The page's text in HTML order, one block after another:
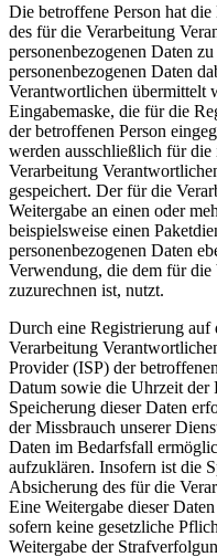
Die betroffene Person hat
des für die Verarbeitung
personenbezogenen Daten
personenbezogenen Daten
Verantwortlichen übermittelt
Eingabemaske, die für die
der betroffenen Person
werden ausschließlich für
Verarbeitung
gespeichert. Der für die
Weitergabe an einen oder
beispielsweise einen
personenbezogenen Daten
Verwendung, die dem für
zuzurechnen ist, nutzt.
Durch eine Registrierung auf
Verarbeitung
Provider (ISP) der
Datum sowie die Uhrzeit der
Speicherung dieser Daten
der Missbrauch unserer
Daten im Bedarfsfall
aufzuklären. Insofern ist die
Absicherung des für die
Eine Weitergabe dieser
sofern keine gesetzliche
Weitergabe der